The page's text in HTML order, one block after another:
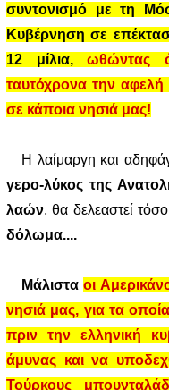
συντονισμό με τη
Κυβέρνηση σε
12 μίλια,ωθώντας
ταυτόχρονα την αφελή
σε κάποια νησιά μας!
Η λαίμαργη και
γερο-λύκος της
λαών, θα δελεαστεί
δόλωμα....
Μάλιστα οι
νησιά μας, για τα
πριν την ελληνική
άμυνας και να
Τούρκους